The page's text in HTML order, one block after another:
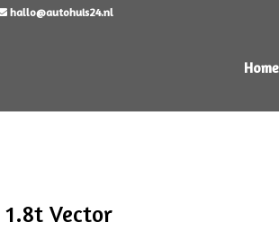
hallo@autohuis24.nl
Home
1.8t Vector